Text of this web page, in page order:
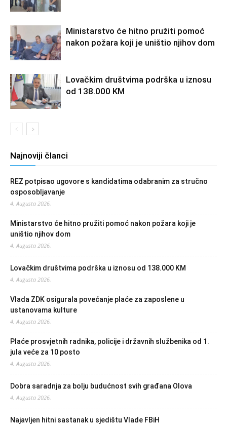
Ministarstvo će hitno pružiti pomoć
nakon požara koji je uništio njihov dom
Lovačkim društvima podrška u iznosu
od 138.000 KM
Najnoviji članci
REZ potpisao ugovore s kandidatima odabranim za stručno
osposobljavanje
4. Augusta 2026.
Ministarstvo će hitno pružiti pomoć nakon požara koji je
uništio njihov dom
4. Augusta 2026.
Lovačkim društvima podrška u iznosu od 138.000 KM
4. Augusta 2026.
Vlada ZDK osigurala povećanje plaće za zaposlene u
ustanovama kulture
4. Augusta 2026.
Plaće prosvjetnih radnika, policije i državnih službenika od 1.
jula veće za 10 posto
4. Augusta 2026.
Dobra saradnja za bolju budućnost svih građana Olova
4. Augusta 2026.
Najavljen hitni sastanak u sjedištu Vlade FBiH